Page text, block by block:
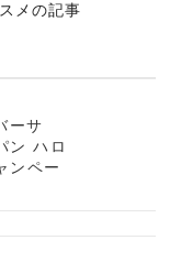
メの記事
ーサ
ン ハロ
ンペー